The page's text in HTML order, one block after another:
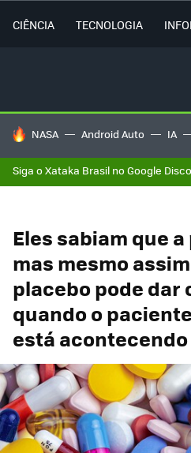
CIÊNCIA TECNOLOGIA
TENDÊNCIAS DO DIA
NASA Android Auto IA
Siga o Xataka Brasil no Google
Eles sabiam que
mas mesmo
placebo pode dar
quando o
está acontecendo